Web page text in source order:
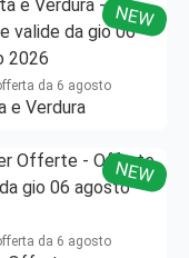
NEW
da 6 agosto
e Verdura
NEW
da 6 agosto